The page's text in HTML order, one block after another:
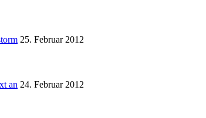
25. Februar 2012
an 24. Februar 2012